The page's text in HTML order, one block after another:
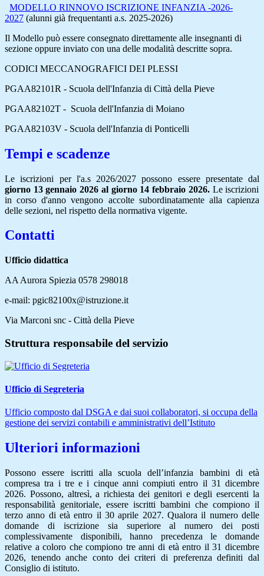
MODELLO RINNOVO ISCRIZIONE INFANZIA -2026-
2027 (alunni già frequentanti a.s. 2025-2026)
Il Modello può essere consegnato direttamente alle insegnanti di
sezione oppure inviato con una delle modalità descritte sopra.
CODICI MECCANOGRAFICI DEI PLESSI
PGAA82101R - Scuola dell'Infanzia di Città della Pieve
PGAA82102T - Scuola dell'Infanzia di Moiano
PGAA82103V - Scuola dell'Infanzia di Ponticelli
Tempi e scadenze
Le iscrizioni per l'a.s 2026/2027 possono essere presentate dal
giorno 13 gennaio 2026 al giorno 14 febbraio 2026. Le iscrizioni
in corso d'anno vengono accolte subordinatamente alla capienza
delle sezioni, nel rispetto della normativa vigente.
Contatti
Ufficio didattica
AA Aurora Spiezia 0578 298018
e-mail: pgic82100x@istruzione.it
Via Marconi snc - Città della Pieve
Struttura responsabile del servizio
Ufficio di Segreteria
Ufficio composto dal DSGA e dai suoi collaboratori, si occupa della
gestione dei servizi contabili e amministrativi dell’Istituto
Ulteriori informazioni
Possono essere iscritti alla scuola dell’infanzia bambini di età
compresa tra i tre e i cinque anni compiuti entro il 31 dicembre
2026. Possono, altresì, a richiesta dei genitori e degli esercenti la
responsabilità genitoriale, essere iscritti bambini che compiono il
terzo anno di età entro il 30 aprile 2027. Qualora il numero delle
domande di iscrizione sia superiore al numero dei posti
complessivamente disponibili, hanno precedenza le domande
relative a coloro che compiono tre anni di età entro il 31 dicembre
2026, tenendo anche conto dei criteri di preferenza definiti dal
Consiglio di istituto.